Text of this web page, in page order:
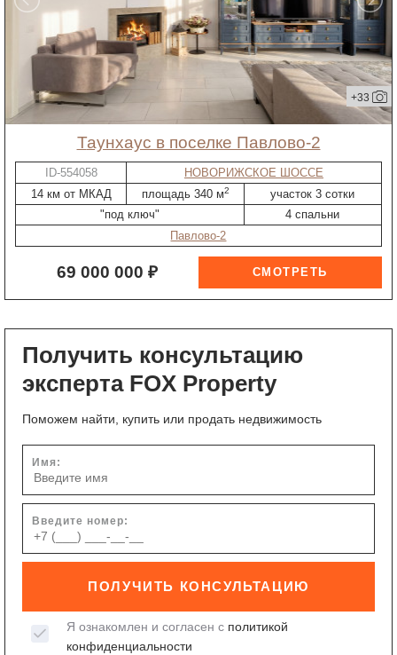
+33
таунхаус в поселке Павлово-2
ID-554058
НОВОРИЖСКОЕ ШОССЕ
14 км от МКАД
площадь 340 м2
участок 3 сотки
"под ключ"
4 спальни
Павлово-2
69 000 000 ₽
Получить консультацию
эксперта FOX Property
Поможем найти, купить или продать недвижимость
Имя:
Введите номер:
ПОЛУЧИТЬ КОНСУЛЬТАЦИЮ
Я ознакомлен и согласен с политикой
конфиденциальности